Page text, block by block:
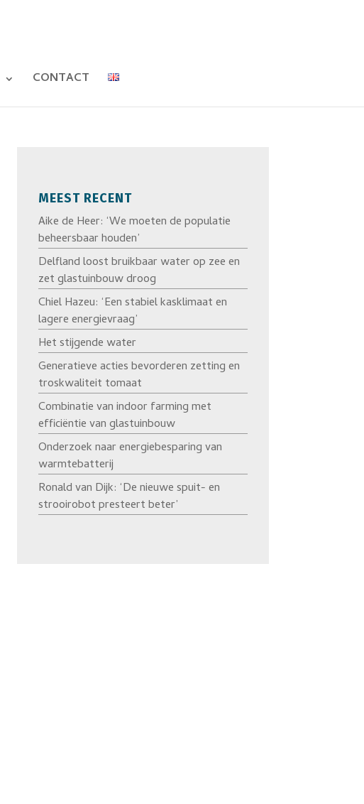
CONTACT
MEEST RECENT
Aike de Heer: ‘We moeten de populatie
beheersbaar houden’
Delfland loost bruikbaar water op zee en
zet glastuinbouw droog
Chiel Hazeu: ‘Een stabiel kasklimaat en
lagere energievraag’
Het stijgende water
Generatieve acties bevorderen zetting en
troskwaliteit tomaat
Combinatie van indoor farming met
efficiëntie van glastuinbouw
Onderzoek naar energiebesparing van
warmtebatterij
Ronald van Dijk: ‘De nieuwe spuit- en
strooirobot presteert beter’